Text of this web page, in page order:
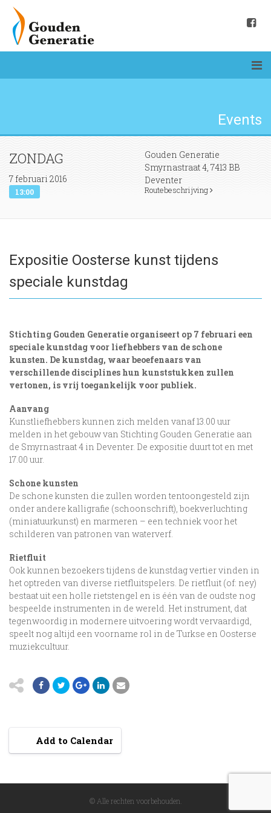
Events
ZONDAG
7 februari 2016
13:00
Gouden Generatie
Smyrnastraat 4, 7413 BB
Deventer
Routebeschrijving
Expositie Oosterse kunst tijdens
speciale kunstdag
Stichting Gouden Generatie organiseert op 7 februari een
speciale kunstdag voor liefhebbers van de schone
kunsten. De kunstdag, waar beoefenaars van
verschillende disciplines hun kunststukken zullen
vertonen, is vrij toegankelijk voor publiek.
Aanvang
Kunstliefhebbers kunnen zich melden vanaf 13.00 uur
melden in het gebouw van Stichting Gouden Generatie aan
de Smyrnastraat 4 in Deventer. De expositie duurt tot en met
17.00 uur.
Schone kunsten
De schone kunsten die zullen worden tentoongesteld zijn
onder andere kalligrafie (schoonschrift), boekverluchting
(miniatuurkunst) en marmeren – een techniek voor het
schilderen van patronen van waterverf.
Rietfluit
Ook kunnen bezoekers tijdens de kunstdag vertier vinden in
het optreden van diverse rietfluitspelers. De rietfluit (of: ney)
bestaat uit een holle rietstengel en is één van de oudste nog
bespeelde instrumenten in de wereld. Het instrument, dat
tegenwoordig in modernere uitvoering wordt vervaardigd,
speelt nog altijd een voorname rol in de Turkse en Oosterse
muziekcultuur.
Add to Calendar
© Alle rechten voorbehouden.